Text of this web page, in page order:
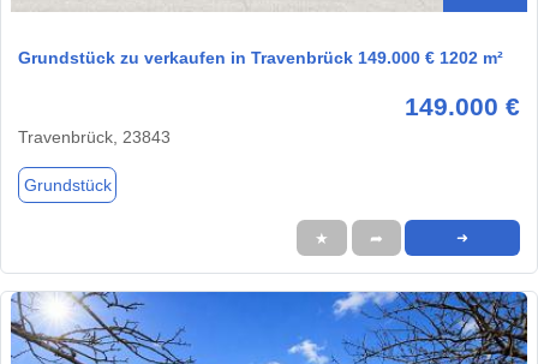
Grundstück zu verkaufen in Travenbrück 149.000 € 1202 m²
149.000 €
Travenbrück, 23843
Grundstück
★ ➦ ➜